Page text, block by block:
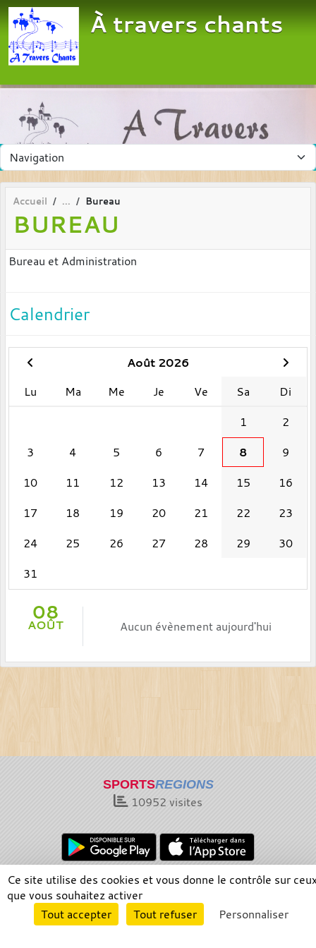
À travers chants
Accueil Bureau
BUREAU
Bureau et Administration
Calendrier
Août 2026
Lu
Ma Me Je Ve Sa
Di
1
2
3
4 5 6 7 8
9
10
11 12 13 14 15
16
17
18 19 20 21 22
23
24
25 26 27 28 29
30
31
08
AOÛT Aucun évènement aujourd'hui
SPORTSREGIONS
10952 visites
Charte cookies
Gestion des cookies
Informations légales
Signaler un contenu inapproprié
Envie de participer ?
Connexion
Panneau de gestion des cookies
Ce site utilise des cookies et vous donne le contrôle sur
que vous souhaitez activer
Tout accepter
Tout refuser Personnaliser